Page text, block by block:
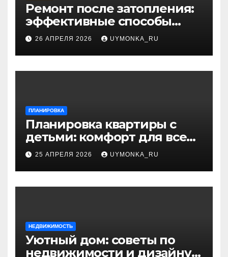
Ремонт после затопления:
эффективные способы
устранения последствий
26 АПРЕЛЯ 2026 UYMONKA_RU
ПЛАНИРОВКА
Планировка квартиры с
детьми: комфорт для всей
семьи и разумный дизайн
25 АПРЕЛЯ 2026 UYMONKA_RU
НЕДВИЖИМОСТЬ
Уютный дом: советы по
недвижимости и дизайну